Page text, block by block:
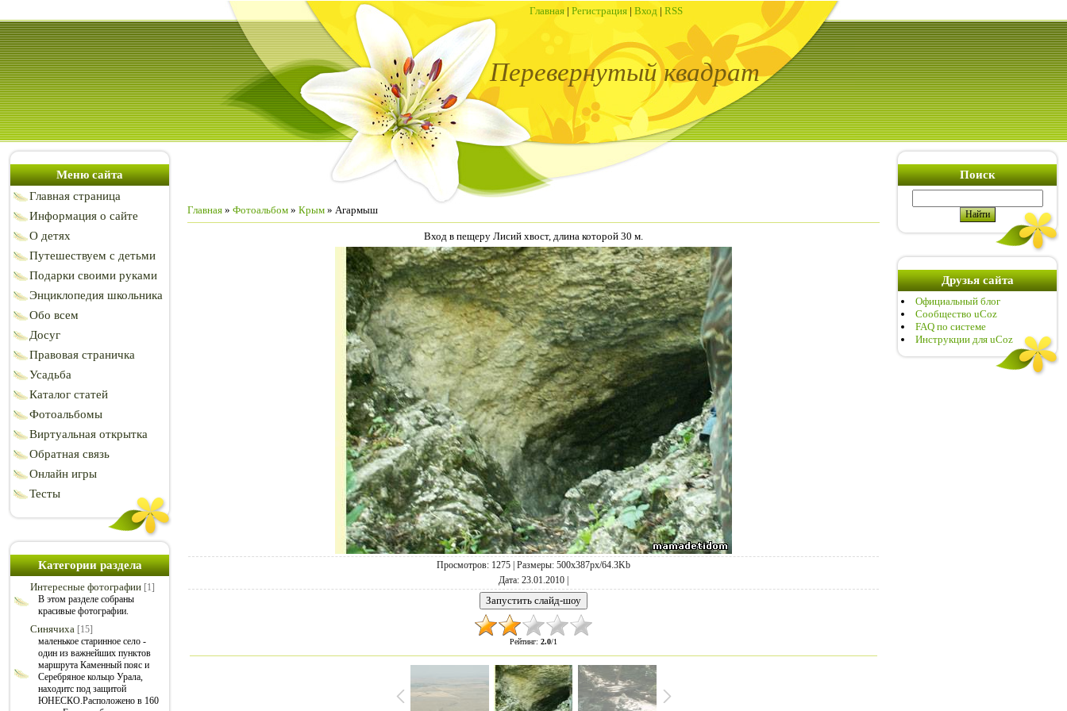
Главная | Регистрация | Вход | RSS
Перевернутый квадрат
Меню сайта
Главная страница
Информация о сайте
О детях
Путешествуем с детьми
Подарки своими руками
Энциклопедия школьника
Обо всем
Досуг
Правовая страничка
Усадьба
Каталог статей
Фотоальбомы
Виртуальная открытка
Обратная связь
Онлайн игры
Тесты
Категории раздела
Интересные фотографии [1]
В этом разделе собраны
красивые фотографии.
Синячиха [15]
маленькое старинное село -
один из важнейших пунктов
маршрута Каменный пояс и
Серебряное кольцо Урала,
находитс под защитой
ЮНЕСКО.Расположено в 160
Главная » Фотоальбом » Крым » Агармыш
Вход в пещеру Лисий хвост, длина которой 30 м.
Просмотров: 1275 | Размеры: 500x387px/64.3Kb
Дата: 23.01.2010 |
Рейтинг: 2.0/1
Поиск
Друзья сайта
Официальный блог
Сообщество uCoz
FAQ по системе
Инструкции для uCoz